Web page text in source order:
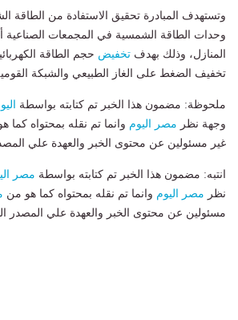
وتستهدف المبادرة تحقيق الاستفادة من الطاقة
وحدات الطاقة الشمسية في المجمعات الصناعية أو
المنازل، وذلك بهدف تخفيض حجم الطاقة
تخفيف الضغط على الغاز الطبيعي والشبكة القومية
ملحوظة: مضمون هذا الخبر تم كتابته بواسطة
وجهة نظر مصر اليوم وانما تم نقله بمحتواه كما
غير مسئولين عن محتوى الخبر والعهدة علي
انتبه: مضمون هذا الخبر تم كتابته بواسطة مصر
نظر مصر اليوم وانما تم نقله بمحتواه كما هو من
مسئولين عن محتوى الخبر والعهدة علي المصدر